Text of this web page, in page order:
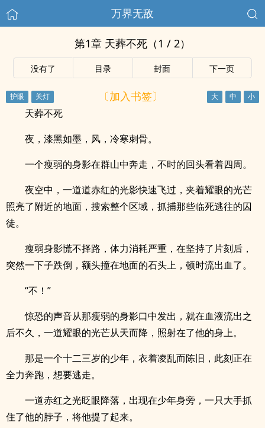
万界无敌
第1章 天葬不死（1 / 2）
没有了 目录 封面 下一页
〔加入书签〕
天葬不死
夜，漆黑如墨，风，冷寒刺骨。
一个瘦弱的身影在群山中奔走，不时的回头看着四周。
夜空中，一道道赤红的光影快速飞过，夹着耀眼的光芒
照亮了附近的地面，搜索整个区域，抓捕那些临死逃往的囚
徒。
瘦弱身影慌不择路，体力消耗严重，在坚持了片刻后，
突然一下子跌倒，额头撞在地面的石头上，顿时流出血了。
“不！”
惊恐的声音从那瘦弱的身影口中发出，就在血液流出之
后不久，一道耀眼的光芒从天而降，照射在了他的身上。
那是一个十二三岁的少年，衣着凌乱而陈旧，此刻正在
全力奔跑，想要逃走。
一道赤红之光眨眼降落，出现在少年身旁，一只大手抓
住了他的脖子，将他提了起来。